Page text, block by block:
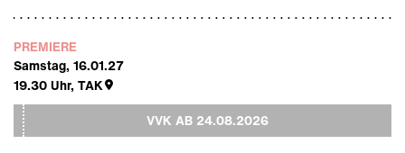
PREMIERE
Samstag, 16.01.27
19.30 Uhr,TAK
VVK AB 24.08.2026